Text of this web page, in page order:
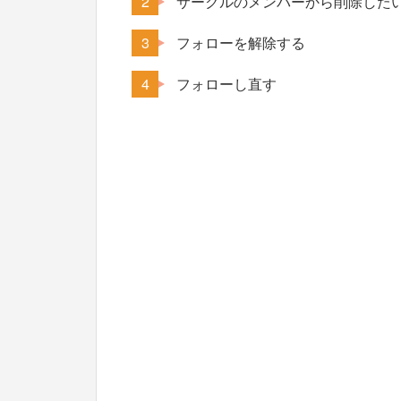
フォローを解除する
フォローし直す